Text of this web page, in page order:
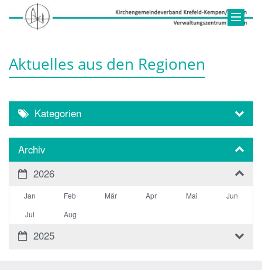
Aktuelles aus den Regionen
Kategorien
Archiv
2026
Jan Feb Mär Apr Mai
Jun
Jul
Aug
2025